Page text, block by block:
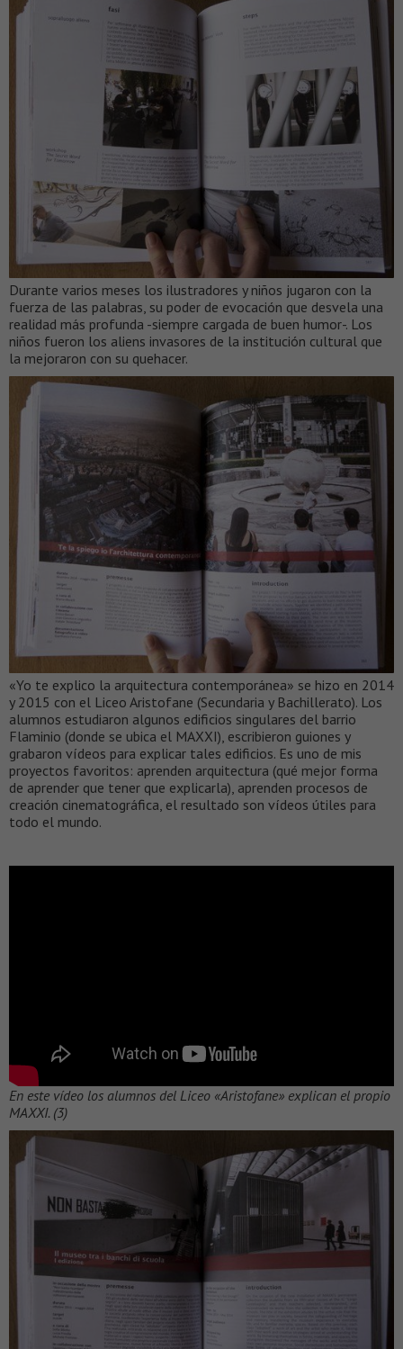
Durante varios meses los ilustradores y niños jugaron con la
fuerza de las palabras, su poder de evocación que desvela una
realidad más profunda -siempre cargada de buen humor-. Los
niños fueron los aliens invasores de la institución cultural que
la mejoraron con su quehacer.
«Yo te explico la arquitectura contemporánea» se hizo en 2014
y 2015 con el Liceo Aristofane (Secundaria y Bachillerato). Los
alumnos estudiaron algunos edificios singulares del barrio
Flaminio (donde se ubica el MAXXI), escribieron guiones y
grabaron vídeos para explicar tales edificios. Es uno de mis
proyectos favoritos: aprenden arquitectura (qué mejor forma
de aprender que tener que explicarla), aprenden procesos de
creación cinematográfica, el resultado son vídeos útiles para
todo el mundo.
En este vídeo los alumnos del Liceo «Aristofane» explican el propio
MAXXI. (3)